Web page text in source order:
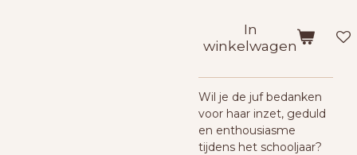
In
winkelwagen
Wil je de juf bedanken
voor haar inzet, geduld
en enthousiasme
tijdens het schooljaar?